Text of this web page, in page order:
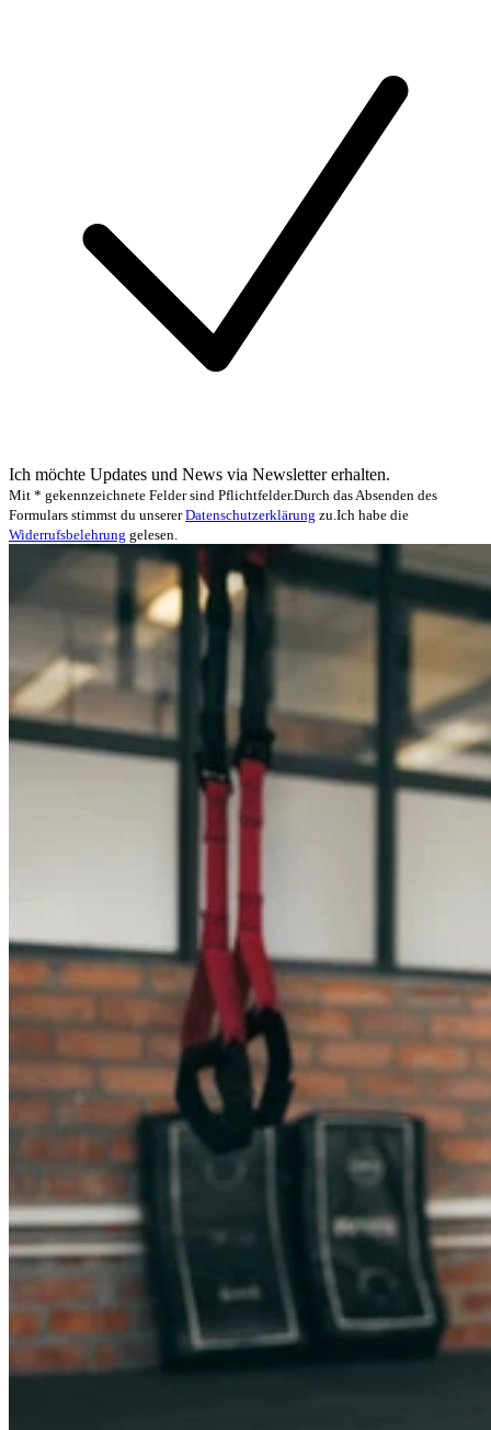
Ich möchte Updates und News via Newsletter erhalten.
Mit * gekennzeichnete Felder sind Pflichtfelder.Durch das Absenden des
Formulars stimmst du unserer Datenschutzerklärung zu. Ich habe die
Widerrufsbelehrung gelesen.